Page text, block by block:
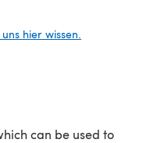
uns hier wissen.
can be used to